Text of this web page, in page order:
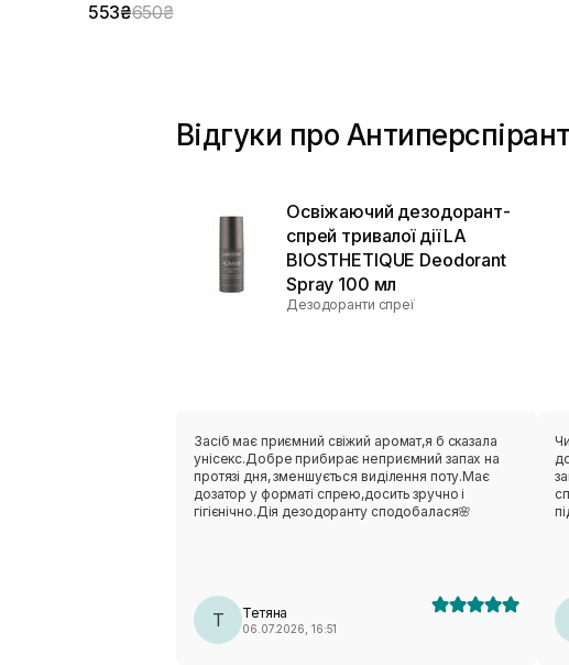
553₴650₴
Відгуки про
Освіжаючий дезодорант-
спрей тривалої дії LA
BIOSTHETIQUE Deodorant
Spray 100 мл
Дезодоранти спреї
Засіб має приємний свіжий аромат,я б сказала
унісекс.Добре прибирає неприємний запах на
протязі дня, зменшується виділення поту.Має
дозатор у форматі спрею,досить зручно і
гігієнічно.Дія дезодоранту сподобалася🌸
Т Тетяна
06.07.2026, 16:51